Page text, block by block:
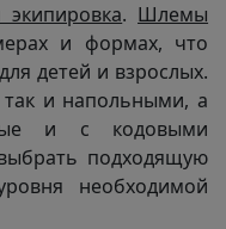
. Шлемы
и формах, что
детей и взрослых.
и напольными, а
и с кодовыми
подходящую
необходимой